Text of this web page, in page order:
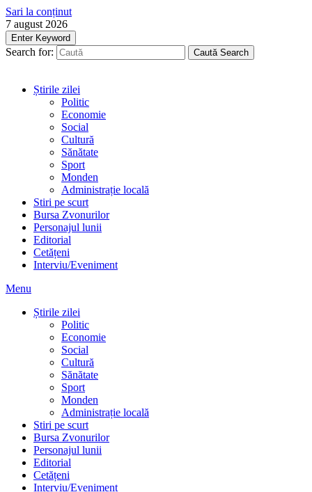
Sari la conținut
7 august 2026
Enter Keyword
Search for: Caută Search
Știrile zilei
Politic
Economie
Social
Cultură
Sănătate
Sport
Monden
Administrație locală
Stiri pe scurt
Bursa Zvonurilor
Personajul lunii
Editorial
Cetățeni
Interviu/Eveniment
Menu
Știrile zilei
Politic
Economie
Social
Cultură
Sănătate
Sport
Monden
Administrație locală
Stiri pe scurt
Bursa Zvonurilor
Personajul lunii
Editorial
Cetățeni
Interviu/Eveniment